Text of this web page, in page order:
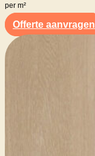
per m²
Offerte aanvragen